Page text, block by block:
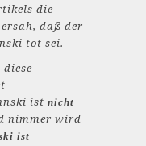
die
daß der
tot sei.
istnicht
nimmer wird
ist